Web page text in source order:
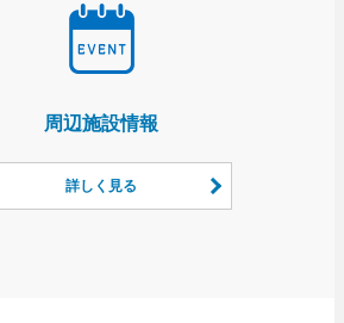
周辺施設情報
詳しく見る